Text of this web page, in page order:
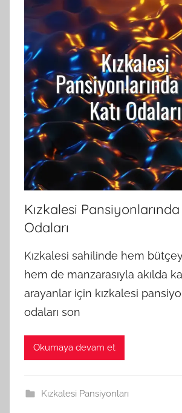
Kızkalesi Pansiyonlarında
Odaları
Kızkalesi sahilinde hem
hem de manzarasıyla akılda
arayanlar için kızkalesi
odaları son
Okumaya devam et
Kızkalesi Pansiyonları